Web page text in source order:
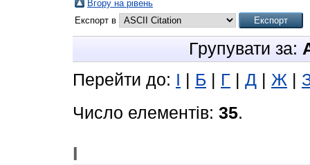
Вгору на рівень
Експорт в
Групувати за:
Перейти до: І Б Г Д Ж
Число елементів: 35.
І